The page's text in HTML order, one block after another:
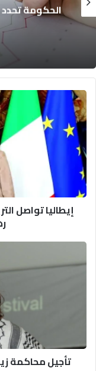
الحكومة تحدد
إيطاليا
تواصل
التريث
في
ملف
الصحراء
المغربية
وسط
رهانات
إيطاليا تواصل
تأجيل
البيضاء
تأجيل محاكمة